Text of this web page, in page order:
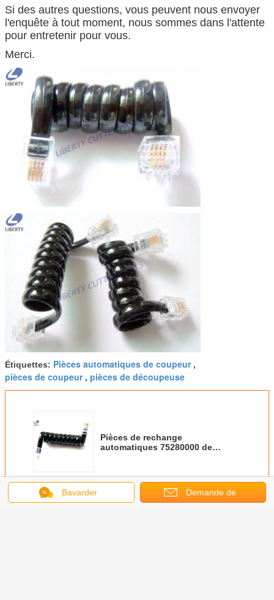
Si des autres questions, vous peuvent nous envoyer
l'enquête à tout moment, nous sommes dans l'attente
pour entretenir pour vous.
Merci.
Étiquettes: Pièces automatiques de coupeur,
pièces de coupeur, pièces de découpeuse
Pièces de rechange
automatiques 75280000 de
Continuer
Bavarder Demande de